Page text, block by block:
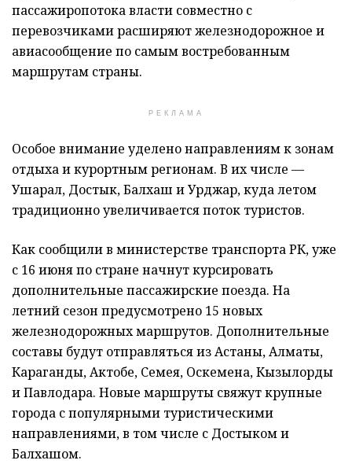
пассажиропотока власти совместно с
перевозчиками расширяют железнодорожное и
авиасообщение по самым востребованным
маршрутам страны.
РЕКЛАМА
Особое внимание уделено направлениям к зонам
отдыха и курортным регионам. В их числе —
Ушарал, Достык, Балхаш и Урджар, куда летом
традиционно увеличивается поток туристов.
Как сообщили в министерстве транспорта РК, уже
с 16 июня по стране начнут курсировать
дополнительные пассажирские поезда. На
летний сезон предусмотрено 15 новых
железнодорожных маршрутов. Дополнительные
составы будут отправляться из Астаны, Алматы,
Караганды, Актобе, Семея, Оскемена, Кызылорды
и Павлодара. Новые маршруты свяжут крупные
города с популярными туристическими
направлениями, в том числе с Достыком и
Балхашом.